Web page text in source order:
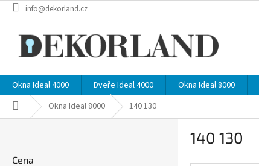
Přejít
na
info@dekorland.cz
Okna Ideal 4000 Dveře Ideal 4000 Okna Ideal 8000
Domů Okna Ideal 8000 140 130
Cena
140 130